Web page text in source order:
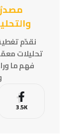
نقدّم
تحليلات
فهم ما
3.5K